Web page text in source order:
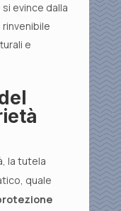
si evince dalla
rinvenibile
e
la tutela
quale